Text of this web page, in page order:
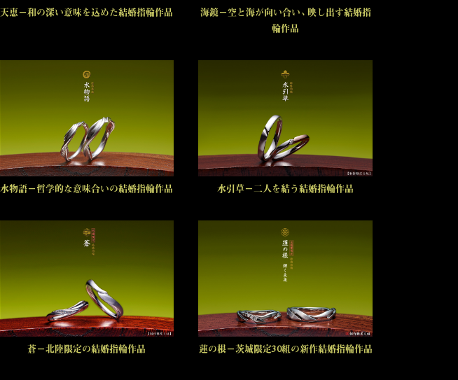
天恵－和の深い意味を込めた結婚指輪作品
海鏡－空と海が向い合い、映し出す結婚指
輪作品
水物語－哲学的な意味合いの結婚指輪作品 水引草－二人を結う結婚指輪作品
蒼－北陸限定の結婚指輪作品 蓮の根－茨城限定30組の新作結婚指輪作品